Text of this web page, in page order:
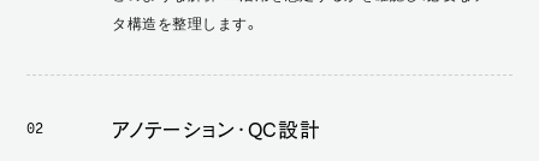
タ構造を整理します。
02 アノテーション・QC設計